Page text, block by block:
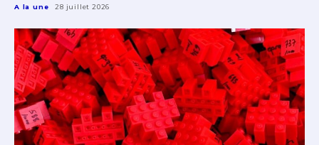
A la une 28 juillet 2026